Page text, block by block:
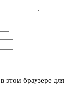
этом браузере для